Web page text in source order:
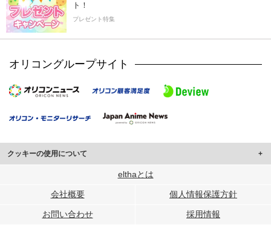
ト！
プレゼント特集
オリコングループサイト
クッキーの使用について
このサイトでは Cookie を使用して、ユーザーに合わせたコンテンツや広告の
行っています。
メディアや広告配信、データ解析の各パートナーに提供しています。
elthaとは
会社概要 個人情報保護方針
お問い合わせ 採用情報